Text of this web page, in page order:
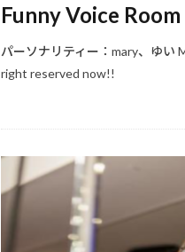
Funny Voice
パーソナリティー：mary、ゆい
right reserved now!!